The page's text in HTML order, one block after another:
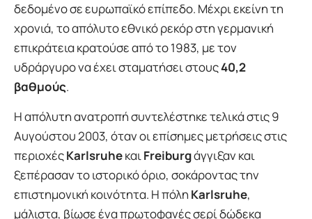
δεδομένο σε ευρωπαϊκό επίπεδο. Μέχρι εκείνη τη
χρονιά, το απόλυτο εθνικό ρεκόρ στη γερμανική
επικράτεια κρατούσε από το 1983, με τον
υδράργυρο να έχει σταματήσει στους40,2
βαθμούς.
Η απόλυτη ανατροπή συντελέστηκε τελικά στις 9
Αυγούστου 2003, όταν οι επίσημες μετρήσεις στις
περιοχέςKarlsruheκαιFreiburgάγγιξαν και
ξεπέρασαν το ιστορικό όριο, σοκάροντας την
επιστημονική κοινότητα. Η πόλη Karlsruhe,
μάλιστα, βίωσε ένα πρωτοφανές σερί δώδεκα